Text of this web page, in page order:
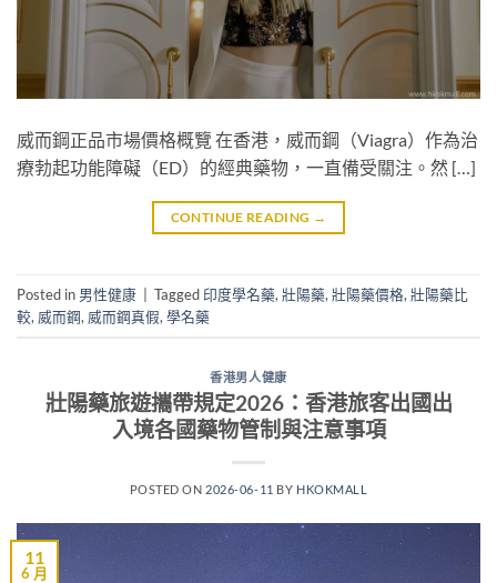
威而鋼正品市場價格概覽 在香港，威而鋼（Viagra）作為治
療勃起功能障礙（ED）的經典藥物，一直備受關注。然 […]
CONTINUE READING →
Posted in 男性健康 | Tagged 印度學名藥, 壯陽藥, 壯陽藥價格, 壯陽藥比
較, 威而鋼, 威而鋼真假, 學名藥
香港男人健康
壯陽藥旅遊攜帶規定2026：香港旅客出國出
入境各國藥物管制與注意事項
POSTED ON 2026-06-11 BY HKOKMALL
11
6 月